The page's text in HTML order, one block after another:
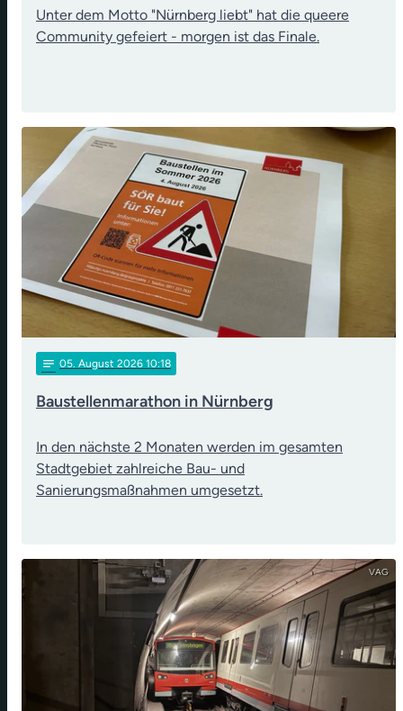
Unter dem Motto "Nürnberg liebt" hat die queere
Community gefeiert - morgen ist das Finale.
notes 05. August 2026 10:18
Baustellenmarathon in Nürnberg
In den nächste 2 Monaten werden im gesamten
Stadtgebiet zahlreiche Bau- und
Sanierungsmaßnahmen umgesetzt.
VAG